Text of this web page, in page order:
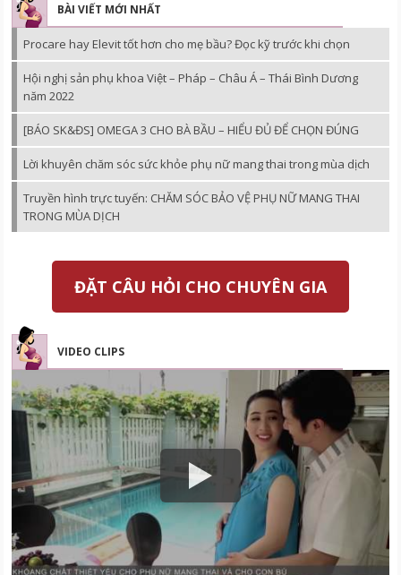
BÀI VIẾT MỚI NHẤT
Procare hay Elevit tốt hơn cho mẹ bầu? Đọc kỹ trước khi chọn
Hội nghị sản phụ khoa Việt – Pháp – Châu Á – Thái Bình Dương
năm 2022
[BÁO SK&ĐS] OMEGA 3 CHO BÀ BẦU – HIỂU ĐỦ ĐỂ CHỌN ĐÚNG
Lời khuyên chăm sóc sức khỏe phụ nữ mang thai trong mùa dịch
Truyền hình trực tuyến: CHĂM SÓC BẢO VỆ PHỤ NỮ MANG THAI
TRONG MÙA DỊCH
ĐẶT CÂU HỎI CHO CHUYÊN GIA
VIDEO CLIPS